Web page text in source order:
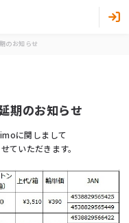
のお知らせ
期のお知らせ
に関しまして
ていただきます。